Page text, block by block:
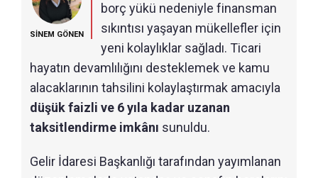
SİNEM GÖNEN
borç yükü nedeniyle finansman
sıkıntısı yaşayan mükellefler için
yeni kolaylıklar sağladı. Ticari
hayatın devamlılığını desteklemek ve kamu
alacaklarının tahsilini kolaylaştırmak amacıyla
düşük faizli ve 6 yıla kadar uzanan
taksitlendirme imkânı sunuldu.
Gelir İdaresi Başkanlığı tarafından yayımlanan